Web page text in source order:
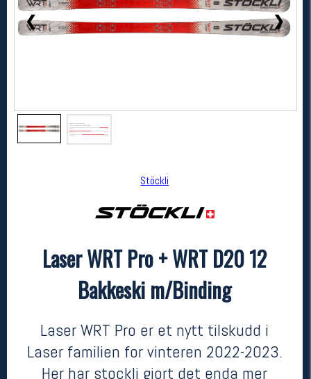
❮ ❯
Stöckli
Laser WRT Pro + WRT D20 12
Bakkeski m/Binding
Laser WRT Pro er et nytt tilskudd i
Laser familien for vinteren 2022-2023.
Her har stockli gjort det enda mer
Stöckli
Laser WRT Pro + WRT D20 12 Bakkeski m/Binding
kr 23999